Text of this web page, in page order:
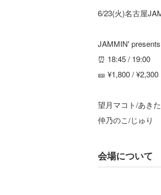
6/23(火)名古屋
JAMMIN'
⏰ 18:45 / 19:00
🎫 ¥1,800 / ¥2,300
望月マコト/あきた
仲乃のこ/じゅり
会場について